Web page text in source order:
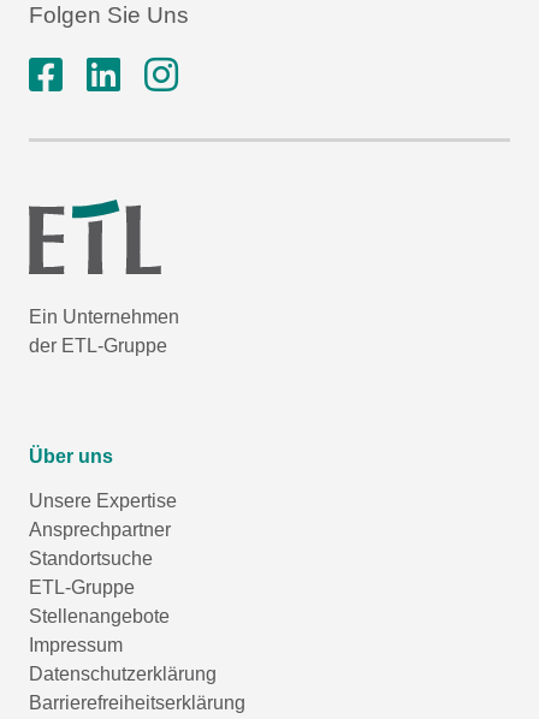
Folgen Sie Uns
Ein Unternehmen
der ETL-Gruppe
Über uns
Unsere Expertise
Ansprechpartner
Standortsuche
ETL-Gruppe
Stellenangebote
Impressum
Datenschutzerklärung
Barrierefreiheitserklärung